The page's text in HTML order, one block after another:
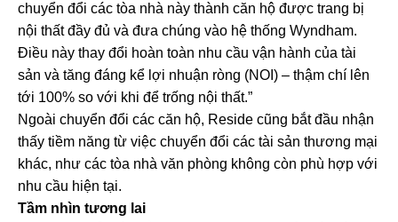
chuyển đổi các tòa nhà này thành căn hộ được trang bị
nội thất đầy đủ và đưa chúng vào hệ thống Wyndham.
Điều này thay đổi hoàn toàn nhu cầu vận hành của tài
sản và tăng đáng kể lợi nhuận ròng (NOI) – thậm chí lên
tới 100% so với khi để trống nội thất.”
Ngoài chuyển đổi các căn hộ, Reside cũng bắt đầu nhận
thấy tiềm năng từ việc chuyển đổi các tài sản thương mại
khác, như các tòa nhà văn phòng không còn phù hợp với
nhu cầu hiện tại.
Tầm nhìn tương lai